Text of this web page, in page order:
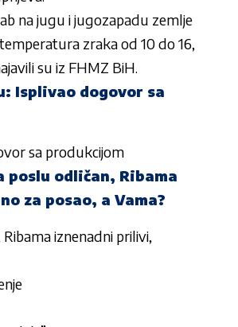
na jugu i jugozapadu zemlje
zraka od 10 do 16,
su iz FHMZ BiH.
Isplivao dogovor sa
sa produkcijom
odličan, Ribama
za posao, a Vama?
iznenadni prilivi,